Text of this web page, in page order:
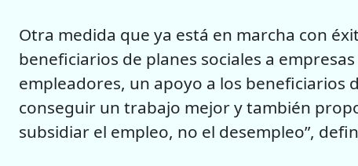
Otra medida que ya está en marcha con
beneficiarios de planes sociales a
empleadores, un apoyo a los beneficiarios
conseguir un trabajo mejor y también
subsidiar el empleo, no el desempleo”,